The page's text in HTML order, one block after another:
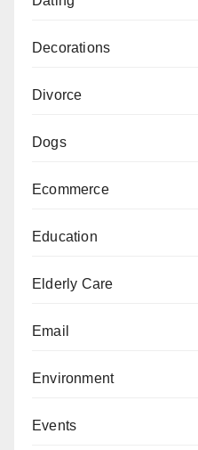
Decorations
Divorce
Dogs
Ecommerce
Education
Elderly Care
Email
Environment
Events